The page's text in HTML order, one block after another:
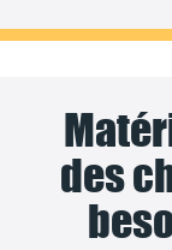
des